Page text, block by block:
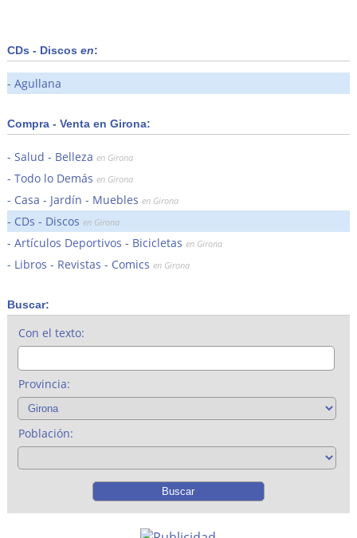
CDs - Discos en:
Agullana
Compra - Venta en Girona:
Salud - Belleza en Girona
Todo lo Demás en Girona
Casa - Jardín - Muebles en Girona
CDs - Discos en Girona
Artículos Deportivos - Bicicletas en Girona
Libros - Revistas - Comics en Girona
Buscar:
Con el texto:
Provincia:
Población: